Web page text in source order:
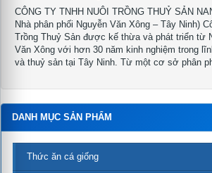
CÔNG TY TNHH NUÔI TRỒNG THUỶ SẢN
Nhà phân phối Nguyễn Văn Xông – Tây Ninh)
Trồng Thuỷ Sản được kế thừa và phát triển từ
Văn Xông với hơn 30 năm kinh nghiệm trong
và thuỷ sản tại Tây Ninh. Từ một cơ sở phân
DANH MỤC SẢN PHẨM
Thức ăn cá giống